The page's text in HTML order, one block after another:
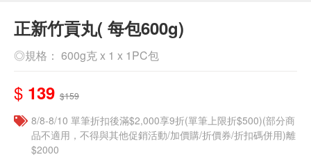
正新竹貢丸( 每包600g)
◎規格： 600g克 x 1 x 1PC包
$ 139 $159
8/8-8/10 單筆折扣後滿$2,000享9折(單筆上限折$500)(部分商
品不適用，不得與其他促銷活動/加價購/折價券/折扣碼併用)離
$2000